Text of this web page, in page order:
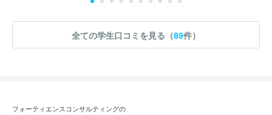
全ての学生口コミを見る（89件）
フォーティエンスコンサルティングの